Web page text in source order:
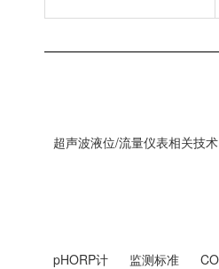
超声波液位/流量仪表相关技
pHORP计 监测标准